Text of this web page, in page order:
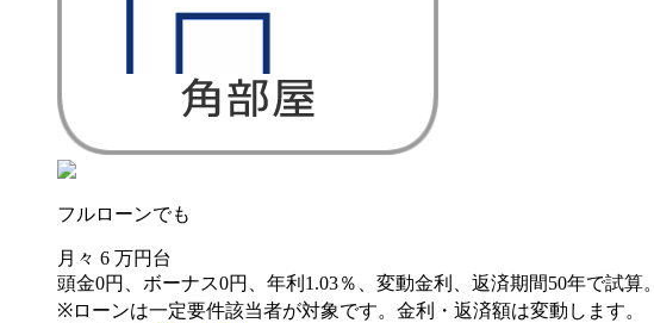
フルローンでも
月々 6 万円台
頭金0円、ボーナス0円、年利1.03％、変動金利、返済期間50年で試算。
※ローンは一定要件該当者が対象です。金利・返済額は変動します。